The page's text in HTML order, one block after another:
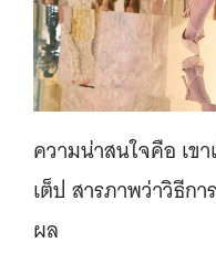
ความน่าสนใจคือ เข
เต็ป สารภาพว่าวิธีก
ผล